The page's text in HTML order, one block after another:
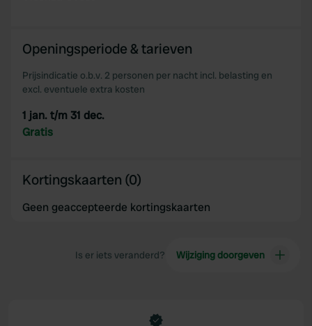
may combine it with other information that you’ve
provided to them or that they’ve collected from your use
of their services.
Openingsperiode & tarieven
Prijsindicatie o.b.v. 2 personen per nacht incl. belasting en
excl. eventuele extra kosten
1 jan. t/m 31 dec.
Gratis
Kortingskaarten (0)
Geen geaccepteerde kortingskaarten
Is er iets veranderd? Wijziging doorgeven